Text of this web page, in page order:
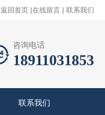
返回首页 |在线留言 | 联系我们
咨询电话
18911031853
联系我们